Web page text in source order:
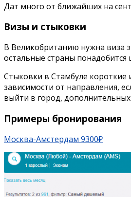
Дат много от ближайших на
Визы и стыковки
В Великобританию нужна виза
остальные страны понадобится
Стыковки в Стамбуле короткие
зависимости от направления,
выйти в город,
Примеры бронирования
Москва-Амстердам 9300₽